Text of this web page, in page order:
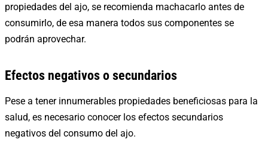
propiedades del ajo, se recomienda machacarlo antes de
consumirlo, de esa manera todos sus componentes se
podrán aprovechar.
Efectos negativos o secundarios
Pese a tener innumerables propiedades beneficiosas para la
salud, es necesario conocer los efectos secundarios
negativos del consumo del ajo.